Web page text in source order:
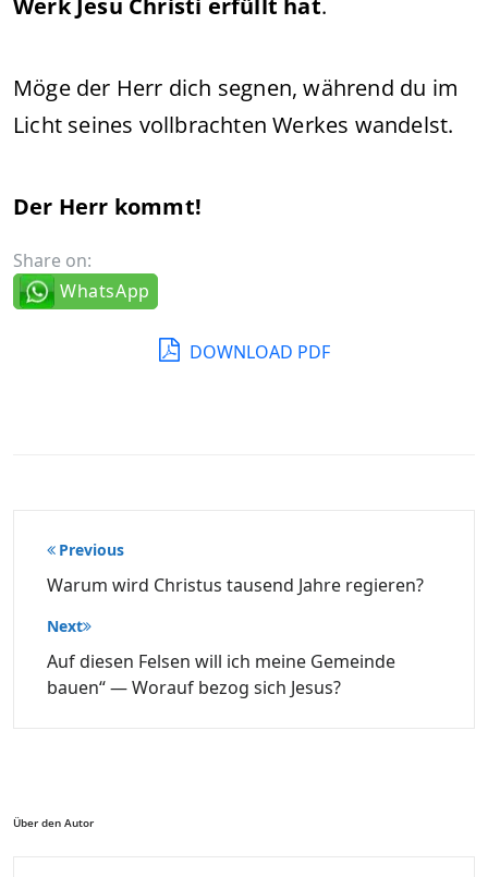
Werk Jesu Christi erfüllt hat.
Möge der Herr dich segnen, während du im
Licht seines vollbrachten Werkes wandelst.
Der Herr kommt!
Share on:
WhatsApp
DOWNLOAD PDF
Beitragsnavigation
Previous
Warum wird Christus tausend Jahre regieren?
Next
Auf diesen Felsen will ich meine Gemeinde
bauen“ — Worauf bezog sich Jesus?
Über den Autor